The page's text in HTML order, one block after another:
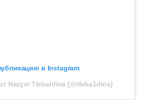
в Instagram
Nazym Tlebaldina (@tleba1dina)